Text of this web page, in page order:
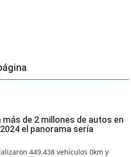
más de 2 millones de autos en
el panorama sería
449.438 vehículos 0km y